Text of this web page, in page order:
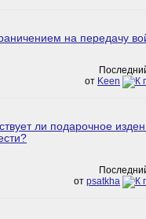
на передачу
от Keen
ли подарочное
от psatkha